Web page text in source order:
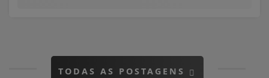
TODAS AS POSTAGENS